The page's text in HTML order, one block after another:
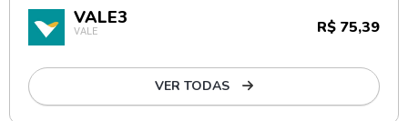
VALE3
VALE R$ 75,39
VER TODAS